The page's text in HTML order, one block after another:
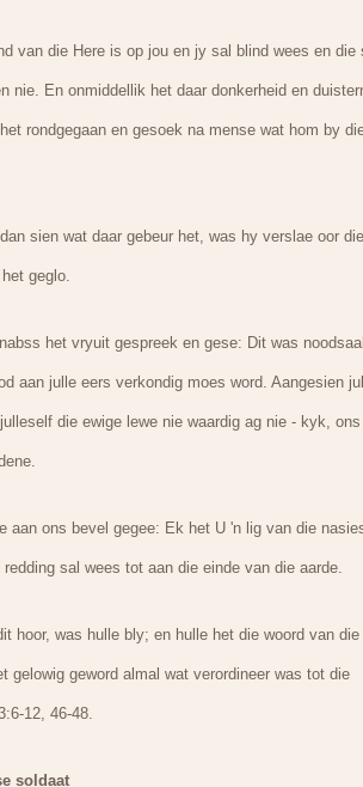
van die Here is op jou en jy sal blind wees en die
nie. En onmiddellik het daar donkerheid en
rondgegaan en gesoek na mense wat hom by
sien wat daar gebeur het, was hy verslae oor die
geglo.
het vryuit gespreek en gese: Dit was
aan julle eers verkondig moes word. Aangesien
die ewige lewe nie waardig ag nie - kyk, ons
aan ons bevel gegee: Ek het U 'n lig van die
sal wees tot aan die einde van die aarde.
hoor, was hulle bly; en hulle het die woord van die
gelowig geword almal wat verordineer was tot die
12, 46-48.
soldaat